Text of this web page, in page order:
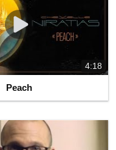
4:18
Peach